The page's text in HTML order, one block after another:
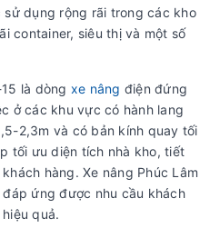
dụng rộng rãi trong các kho
container, siêu thị và một số
là dòng xe nâng điện đứng
ở các khu vực có hành lang
2,3m và có bản kính quay tối
tối ưu diện tích nhà kho, tiết
hàng. Xe nâng Phúc Lâm
ứng được nhu cầu khách
quả.